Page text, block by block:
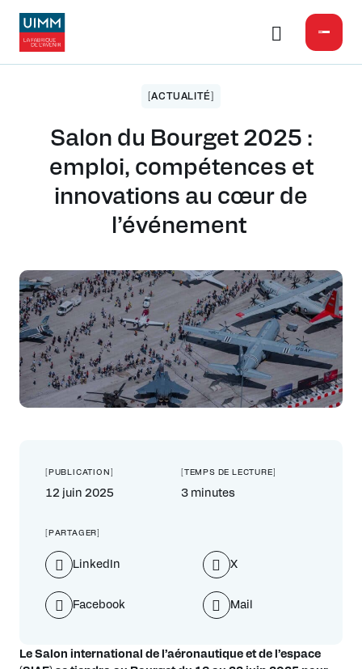
[ACTUALITÉ]
Salon du Bourget 2025 :
emploi, compétences et
innovations au cœur de
l’événement
[PUBLICATION]
12 juin 2025
[TEMPS DE LECTURE]
3 minutes
[PARTAGER]
LinkedIn X
Facebook Mail
Le Salon international de l’aéronautique et de l’espace